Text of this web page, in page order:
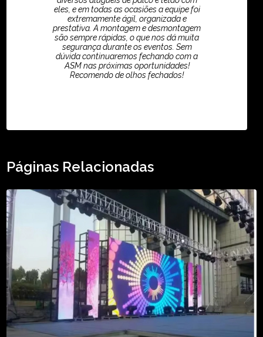
eles, e em todas as ocasiões a equipe foi
extremamente ágil, organizada e
prestativa. A montagem e desmontagem
são sempre rápidas, o que nos dá muita
segurança durante os eventos. Sem
dúvida continuaremos fechando com a
ASM nas próximas oportunidades!
Recomendo de olhos fechados!
Páginas Relacionadas